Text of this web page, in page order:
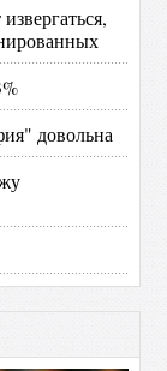
довольна